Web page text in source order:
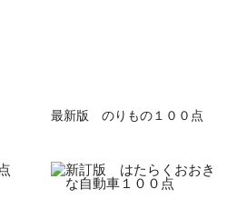
最新版 のりもの１００点